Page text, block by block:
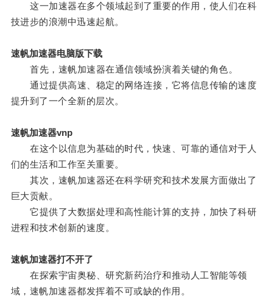
这一加速器在多个领域起到了重要的作用，使人们在科
技进步的浪潮中迅速起航。
速帆加速器电脑版下载
首先，速帆加速器在通信领域扮演着关键的角色。
通过提供高速、稳定的网络连接，它将信息传输的速度
提升到了一个全新的层次。
速帆加速器vnp
在这个以信息为基础的时代，快速、可靠的通信对于人
们的生活和工作至关重要。
其次，速帆加速器还在科学研究和技术发展方面做出了
巨大贡献。
它提供了大数据处理和高性能计算的支持，加快了科研
进程和技术创新的速度。
速帆加速器打不开了
在探索宇宙奥秘、研究新药治疗和推动人工智能等领
域，速帆加速器都发挥着不可或缺的作用。